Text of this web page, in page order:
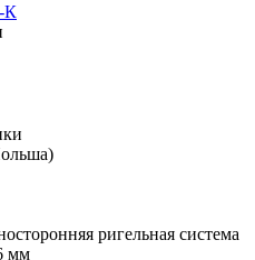
К
ригельная система
мм